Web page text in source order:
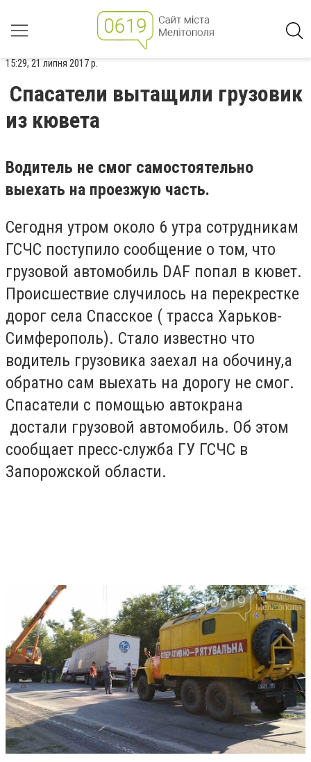
15:29, 21 липня 2017 р.
Спасатели вытащили грузовик
из кювета
Водитель не смог самостоятельно
выехать на проезжую часть.
Сегодня утром около 6 утра сотрудникам
ГСЧС поступило сообщение о том, что
грузовой автомобиль DAF попал в кювет.
Происшествие случилось на перекрестке
дорог села Спасское ( трасса Харьков-
Симферополь). Стало известно что
водитель грузовика заехал на обочину,а
обратно сам выехать на дорогу не смог.
Спасатели с помощью автокрана
достали грузовой автомобиль. Об этом
сообщает пресс-служба ГУ ГСЧС в
Запорожской области.